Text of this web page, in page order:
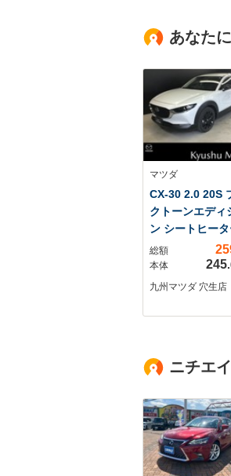
あなた
マツダ
CX-30 2.0 20S
クトーンエディ
ン シートヒー
ハンドルヒー
運転席電動シ
パワーリフトゲー
総額
本体
245
九州マツダ 穴生店
ニチエ